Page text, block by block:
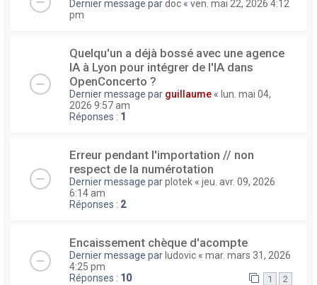
Dernier message pardoc « ven. mai 22, 2026 4:12
pm
Quelqu'un a déjà bossé avec une agence
IA à Lyon pour intégrer de l'IA dans
OpenConcerto ?
Dernier message par guillaume « lun. mai 04,
2026 9:57 am
Réponses : 1
Erreur pendant l'importation // non
respect de la numérotation
Dernier message parplotek « jeu. avr. 09, 2026
6:14 am
Réponses : 2
Encaissement chèque d'acompte
Dernier message par ludovic « mar. mars 31, 2026
4:25 pm
Réponses : 10 1 2